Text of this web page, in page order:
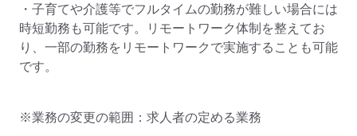
・子育てや介護等でフルタイムの勤務が難しい場合には
時短勤務も可能です。リモートワーク体制を整えてお
り、一部の勤務をリモートワークで実施することも可能
です。
※業務の変更の範囲：求人者の定める業務